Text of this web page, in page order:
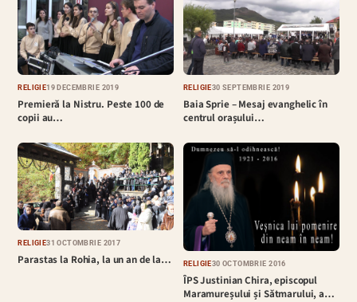
RELIGIE19 DECEMBRIE 2019
Premieră la Nistru. Peste 100 de
copii au…
RELIGIE30 SEPTEMBRIE 2019
Baia Sprie – Mesaj evanghelic în
centrul orașului…
RELIGIE31 OCTOMBRIE 2017
Parastas la Rohia, la un an de la… RELIGIE30 OCTOMBRIE 2016
ÎPS Justinian Chira, episcopul
Maramureșului și Sătmarului, a…